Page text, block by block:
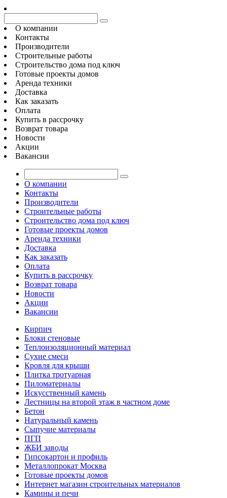
О компании
Контакты
Производители
Строительные работы
Строительство дома под ключ
Готовые проекты домов
Аренда техники
Доставка
Как заказать
Оплата
Купить в рассрочку
Возврат товара
Новости
Акции
Вакансии
О компании
Контакты
Производители
Строительные работы
Строительство дома под ключ
Готовые проекты домов
Аренда техники
Доставка
Как заказать
Оплата
Купить в рассрочку
Возврат товара
Новости
Акции
Вакансии
Кирпич
Блоки стеновые
Теплоизоляционный материал
Сухие смеси
Кровля для крыши
Плитка тротуарная
Пиломатериалы
Искусственный камень
Лестницы на второй этаж в частном доме
Бетон
Натуральный камень
Сыпучие материалы
ПГП
ЖБИ заводы
Гипсокартон и профиль
Металлопрокат Москва
Готовые проекты домов
Интернет магазин строительных материалов
Камины и печи